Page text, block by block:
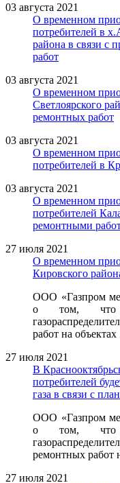
03 августа 2021
О временном
потребителей в
района в связи с
работ
03 августа 2021
О временном
Светлоярского
ремонтных работ
03 августа 2021
О временном
потребителей в
03 августа 2021
О временном
потребителей
ремонтными
27 июля 2021
О временном
Кировского
ООО «Газпром
о том, что
работ на объектах
27 июля 2021
В
потребителей
газа в связи с
ООО «Газпром
о том, что
ремонтных работ
27 июля 2021